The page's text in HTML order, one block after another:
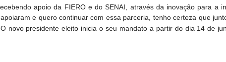
apoio da FIERO e do SENAI, através da inovação para
e quero continuar com essa parceria, tenho certeza que
novo presidente eleito inicia o seu mandato a partir do dia 14 de